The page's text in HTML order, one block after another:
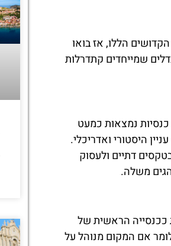
הללו, אז בואו
שמייחדים קתדרלות
כנסיות נמצאות כמעט
היסטורי ואדריכלי.
דתיים ולעסוק
משלה.
הראשית של
אם המקום מנוהל על